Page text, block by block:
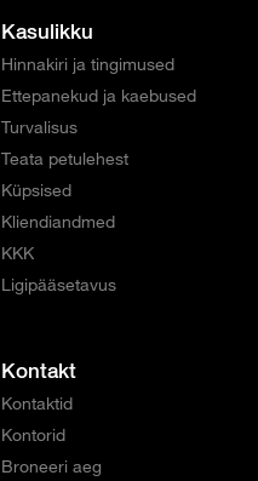
Kasulikku
Hinnakiri ja tingimused
Ettepanekud ja kaebused
Turvalisus
Teata petulehest
Küpsised
Kliendiandmed
KKK
Ligipääsetavus
Kontakt
Kontaktid
Kontorid
Broneeri aeg